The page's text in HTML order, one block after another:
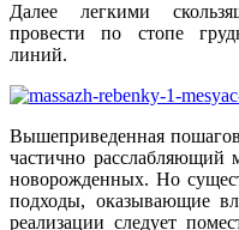
Далее легкими
провести по стопе
линий.
Вышеприведенная
частично
новорожденных. Но
подходы, оказывающие
реализации следует